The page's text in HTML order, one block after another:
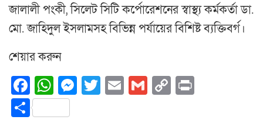
জালালী পংকী, সিলেট সিটি কর্পোরেশনের স্বাস্থ্য কর্মকর্তা ডা.
মো. জাহিদুল ইসলামসহ বিভিন্ন পর্যায়ের বিশিষ্ট ব্যক্তিবর্গ।
শেয়ার করুন
Facebook
WhatsApp
Messenger
Twitter
EmailGmail
Copy
Share